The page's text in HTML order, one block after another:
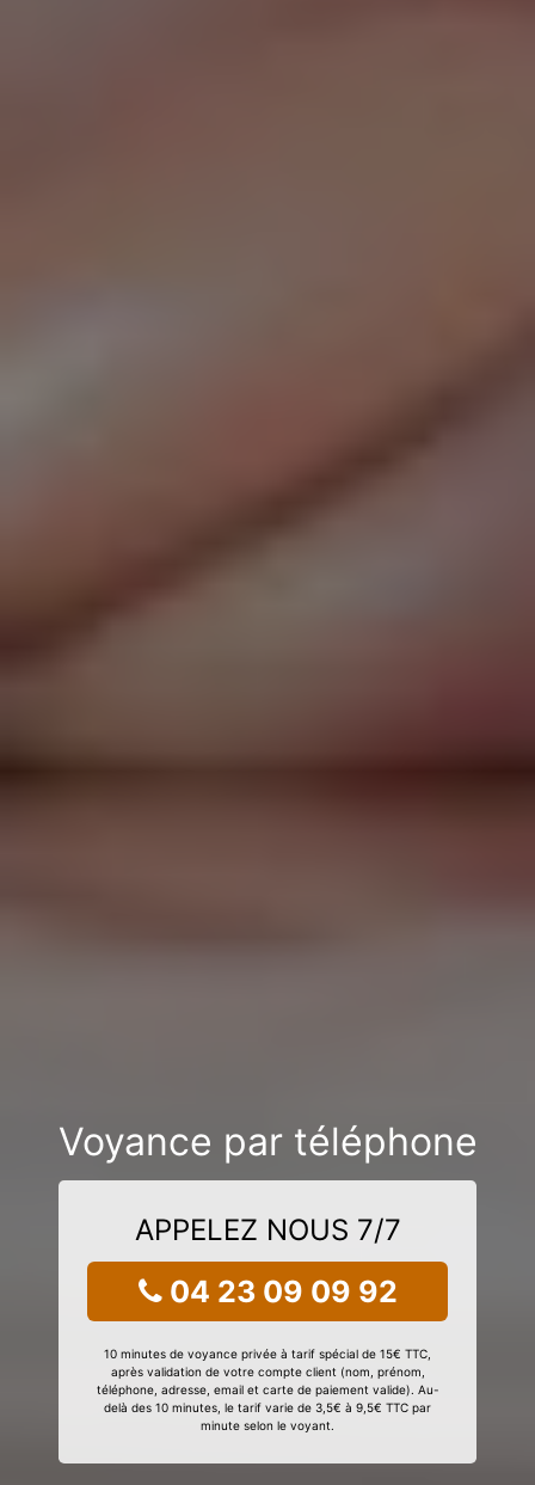
Voyance par téléphone
APPELEZ NOUS 7/7
04 23 09 09 92
10 minutes de voyance privée à tarif spécial de 15€ TTC,
après validation de votre compte client (nom, prénom,
téléphone, adresse, email et carte de paiement valide). Au-
delà des 10 minutes, le tarif varie de 3,5€ à 9,5€ TTC par
minute selon le voyant.